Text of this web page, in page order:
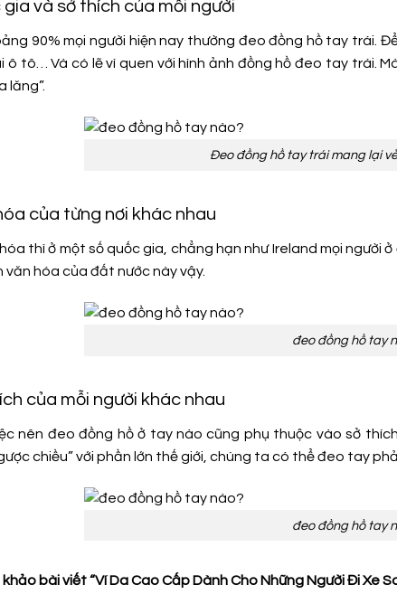
gia và sở thích của mỗi người
90% mọi người hiện nay thường đeo đồng hồ tay trái.
ô tô… Và có lẽ vì quen với hình ảnh đồng hồ đeo tay trái.
lăng”.
Đeo đồng hồ tay trái mang lại
của từng nơi khác nhau
thì ở một số quốc gia, chẳng hạn như Ireland mọi
văn hóa của đất nước này vậy.
đeo đồng hồ tay
của mỗi người khác nhau
nên đeo đồng hồ ở tay nào cũng phụ thuộc vào sở
chiều” với phần lớn thế giới, chúng ta có thể đeo tay
đeo đồng hồ tay
bài viết “Ví Da Cao Cấp Dành Cho Những Người Đi Xe